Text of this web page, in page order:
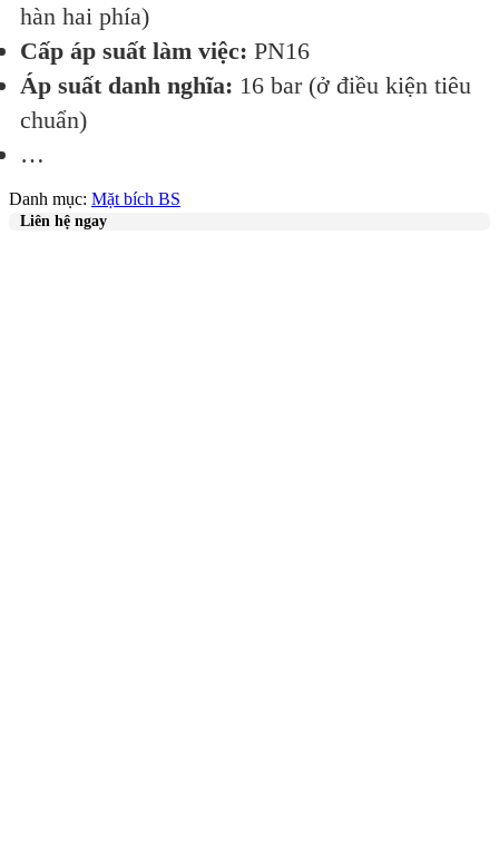
hàn hai phía)
Cấp áp suất làm việc: PN16
Áp suất danh nghĩa: 16 bar (ở điều kiện tiêu
chuẩn)
…
Danh mục: Mặt bích BS
Liên hệ ngay